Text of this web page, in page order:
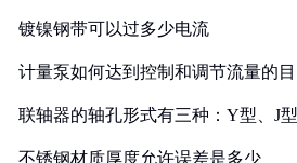
镀镍钢带可以过多少电流
计量泵如何达到控制和调节流量的
联轴器的轴孔形式有三种：Y型、J
不锈钢材质厚度允许误差是多少